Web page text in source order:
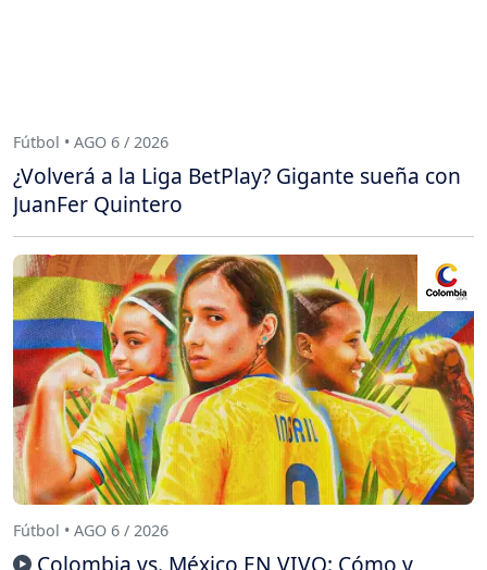
Fútbol • AGO 6 / 2026
¿Volverá a la Liga BetPlay? Gigante sueña con
JuanFer Quintero
Fútbol • AGO 6 / 2026
Colombia vs. México EN VIVO: Cómo y